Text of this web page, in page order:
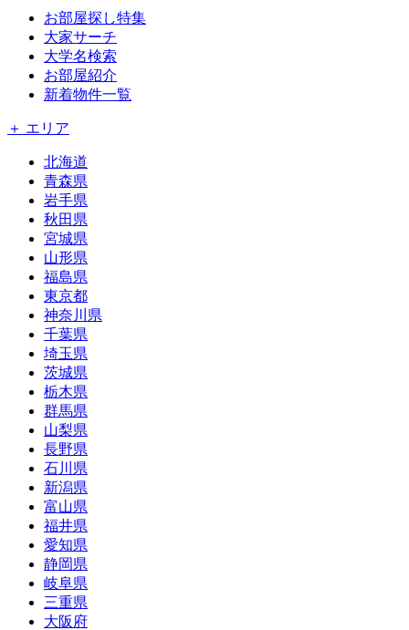
お部屋探し特集
大家サーチ
大学名検索
お部屋紹介
新着物件一覧
＋ エリア
北海道
青森県
岩手県
秋田県
宮城県
山形県
福島県
東京都
神奈川県
千葉県
埼玉県
茨城県
栃木県
群馬県
山梨県
長野県
石川県
新潟県
富山県
福井県
愛知県
静岡県
岐阜県
三重県
大阪府